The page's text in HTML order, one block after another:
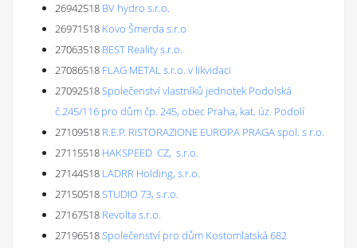
26942518 BV hydro s.r.o.
26971518 Kovo Šmerda s.r.o
27063518 BEST Reality s.r.o.
27086518 FLAG METAL s.r.o. v likvidaci
27092518Společenství vlastníků jednotek Podolská
č.245/116 pro dům čp. 245, obec Praha, kat. úz. Podolí
27109518 R.E.P. RISTORAZIONE EUROPA PRAGA spol. s r.o.
27115518 HAKSPEED CZ, s.r.o.
27144518 LADRR Holding, s.r.o.
27150518STUDIO 73, s.r.o.
27167518 Revolta s.r.o.
27196518Společenství pro dům Kostomlatská 682